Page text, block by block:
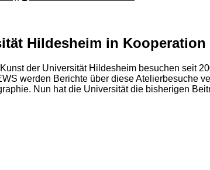
Hildesheim in Kooperation
der Universität Hildesheim besuchen seit
werden Berichte über diese Atelierbesuche
Nun hat die Universität die bisherigen